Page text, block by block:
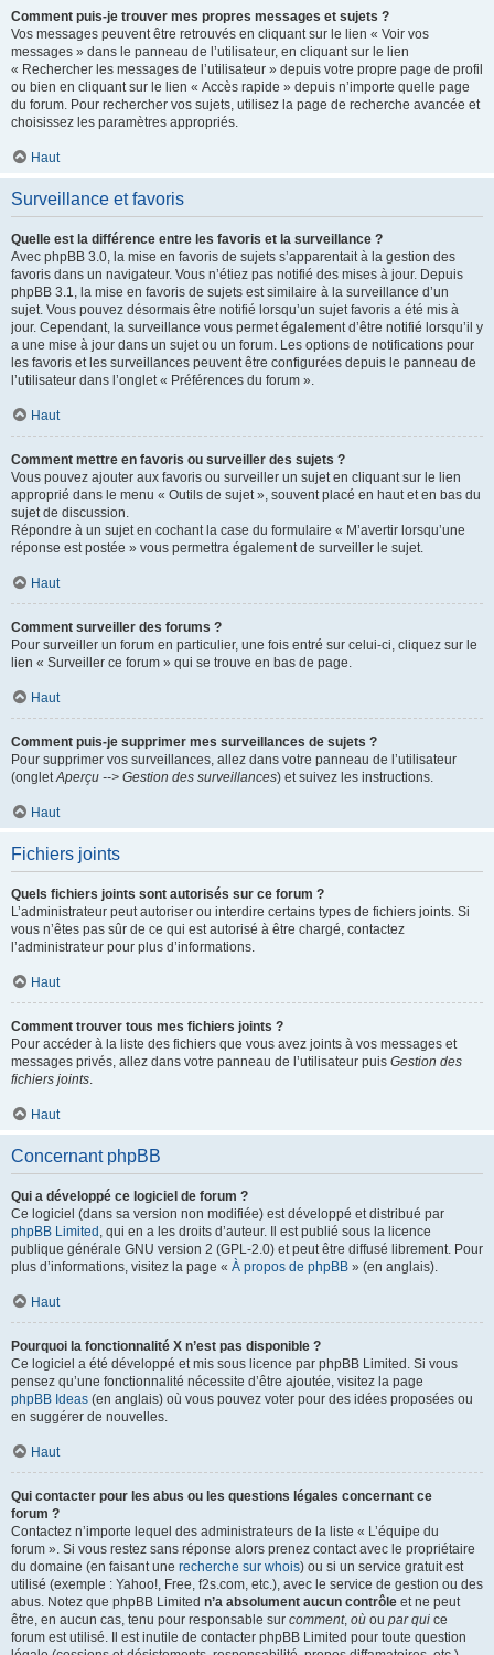
Comment puis-je trouver mes propres messages et sujets ?
Vos messages peuvent être retrouvés en cliquant sur le lien « Voir vos
messages » dans le panneau de l’utilisateur, en cliquant sur le lien
« Rechercher les messages de l’utilisateur » depuis votre propre page de profil
ou bien en cliquant sur le lien « Accès rapide » depuis n’importe quelle page
du forum. Pour rechercher vos sujets, utilisez la page de recherche avancée et
choisissez les paramètres appropriés.
Haut
Surveillance et favoris
Quelle est la différence entre les favoris et la surveillance ?
Avec phpBB 3.0, la mise en favoris de sujets s’apparentait à la gestion des
favoris dans un navigateur. Vous n’étiez pas notifié des mises à jour. Depuis
phpBB 3.1, la mise en favoris de sujets est similaire à la surveillance d’un
sujet. Vous pouvez désormais être notifié lorsqu’un sujet favoris a été mis à
jour. Cependant, la surveillance vous permet également d’être notifié lorsqu’il y
a une mise à jour dans un sujet ou un forum. Les options de notifications pour
les favoris et les surveillances peuvent être configurées depuis le panneau de
l’utilisateur dans l’onglet « Préférences du forum ».
Haut
Comment mettre en favoris ou surveiller des sujets ?
Vous pouvez ajouter aux favoris ou surveiller un sujet en cliquant sur le lien
approprié dans le menu « Outils de sujet », souvent placé en haut et en bas du
sujet de discussion.
Répondre à un sujet en cochant la case du formulaire « M’avertir lorsqu’une
réponse est postée » vous permettra également de surveiller le sujet.
Haut
Comment surveiller des forums ?
Pour surveiller un forum en particulier, une fois entré sur celui-ci, cliquez sur le
lien « Surveiller ce forum » qui se trouve en bas de page.
Haut
Comment puis-je supprimer mes surveillances de sujets ?
Pour supprimer vos surveillances, allez dans votre panneau de l’utilisateur
(ongletAperçu --> Gestion des surveillances) et suivez les instructions.
Haut
Fichiers joints
Quels fichiers joints sont autorisés sur ce forum ?
L’administrateur peut autoriser ou interdire certains types de fichiers joints. Si
vous n’êtes pas sûr de ce qui est autorisé à être chargé, contactez
l’administrateur pour plus d’informations.
Haut
Comment trouver tous mes fichiers joints ?
Pour accéder à la liste des fichiers que vous avez joints à vos messages et
messages privés, allez dans votre panneau de l’utilisateur puis Gestion des
fichiers joints.
Haut
Concernant phpBB
Qui a développé ce logiciel de forum ?
Ce logiciel (dans sa version non modifiée) est développé et distribué par
phpBB Limited , qui en a les droits d’auteur. Il est publié sous la licence
publique générale GNU version 2 (GPL-2.0) et peut être diffusé librement. Pour
plus d’informations, visitez la page « À propos de phpBB » (en anglais).
Haut
Pourquoi la fonctionnalité X n’est pas disponible ?
Ce logiciel a été développé et mis sous licence par phpBB Limited. Si vous
pensez qu’une fonctionnalité nécessite d’être ajoutée, visitez la page
phpBB Ideas (en anglais) où vous pouvez voter pour des idées proposées ou
en suggérer de nouvelles.
Haut
Qui contacter pour les abus ou les questions légales concernant ce
forum ?
Contactez n’importe lequel des administrateurs de la liste « L’équipe du
forum ». Si vous restez sans réponse alors prenez contact avec le propriétaire
du domaine (en faisant une recherche sur whois) ou si un service gratuit est
utilisé (exemple : Yahoo!, Free, f2s.com, etc.), avec le service de gestion ou des
abus. Notez que phpBB Limited n’a absolument aucun contrôle et ne peut
être, en aucun cas, tenu pour responsable sur comment, où ou par qui ce
forum est utilisé. Il est inutile de contacter phpBB Limited pour toute question